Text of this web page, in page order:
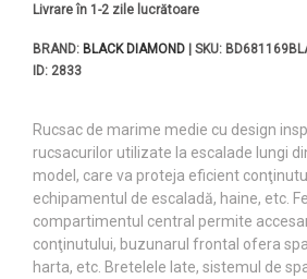
Livrare în 1-2 zile lucrătoare
BRAND: BLACK DIAMOND | SKU:
ID: 2833
Rucsac de marime medie cu design
rucsacurilor utilizate la escalade lungi
model, care va proteja eficient
echipamentul de escaladă, haine, etc.
compartimentul central permite
conţinutului, buzunarul frontal ofera
harta, etc. Bretelele late, sistemul de